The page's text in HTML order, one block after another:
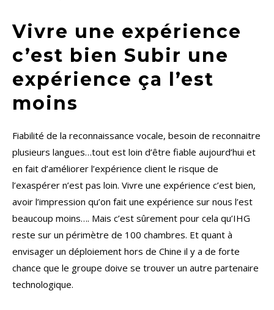
Vivre une expérience
c’est bien Subir une
expérience ça l’est
moins
Fiabilité de la reconnaissance vocale, besoin de reconnaitre
plusieurs langues…tout est loin d’être fiable aujourd’hui et
en fait d’améliorer l’expérience client le risque de
l’exaspérer n’est pas loin. Vivre une expérience c’est bien,
avoir l’impression qu’on fait une expérience sur nous l’est
beaucoup moins…. Mais c’est sûrement pour cela qu’IHG
reste sur un périmètre de 100 chambres. Et quant à
envisager un déploiement hors de Chine il y a de forte
chance que le groupe doive se trouver un autre partenaire
technologique.